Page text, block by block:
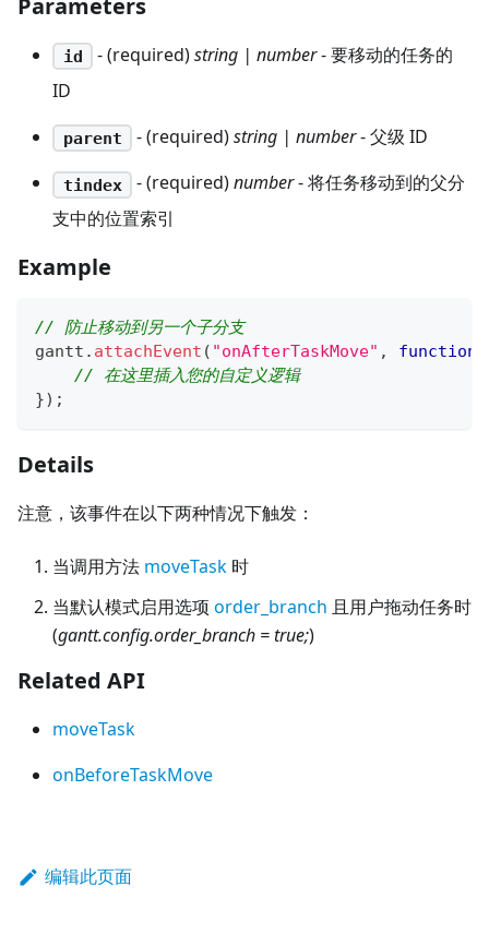
Parameters
id - (required)string | number- 要移动的任务的
ID
parent - (required)string | number- 父级 ID
tindex - (required)number- 将任务移动到的父分
支中的位置索引
Example
// 防止移动到另一个子分支
gantt . attachEvent ( "onAfterTaskMove" , function
// 在这里插入您的自定义逻辑
}) ;
Details
注意，该事件在以下两种情况下触发：
当调用方法 moveTask 时
当默认模式启用选项 order_branch 且用户拖动任务时
(gantt.config.order_branch = true;)
Related API
moveTask
onBeforeTaskMove
编辑此页面